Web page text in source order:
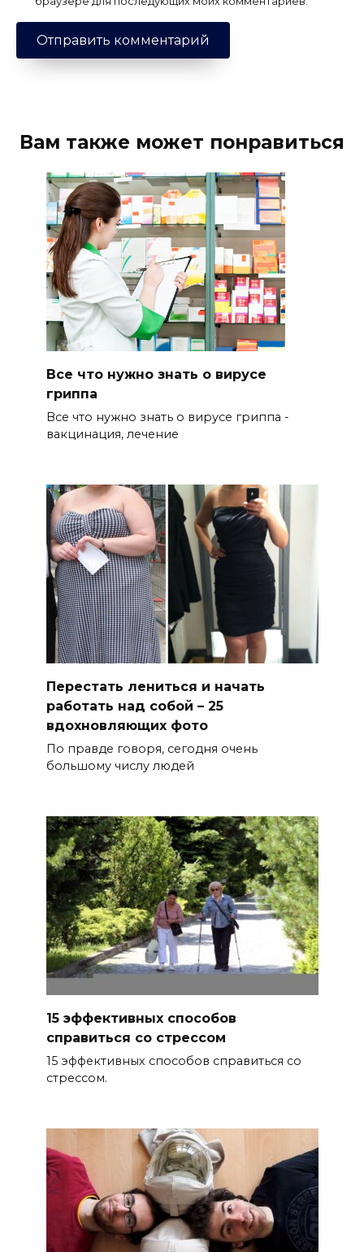
Вам также может понравиться
Все что нужно знать о вирусе
гриппа
Все что нужно знать о вирусе гриппа -
вакцинация, лечение
Перестать лениться и начать
работать над собой – 25
вдохновляющих фото
По правде говоря, сегодня очень
большому числу людей
15 эффективных способов
справиться со стрессом
15 эффективных способов справиться со
стрессом.